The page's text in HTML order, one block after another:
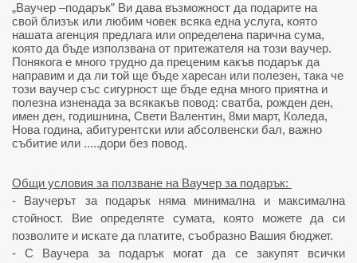
„Ваучер –подарък” Ви дава възможност да подарите на
свой близък или любим човек всяка една услуга, която
нашата агенция предлага или определена парична сума,
която да бъде използвана от притежателя на този ваучер.
Понякога е много трудно да преценим какъв подарък да
направим и да ли той ще бъде харесан или полезен, така че
този ваучер със сигурност ще бъде една много приятна и
полезна изненада за всякакъв повод: сватба, рожден ден,
имен ден, годишнина, Свети Валентин, 8ми март, Коледа,
Нова година, абитурентски или абсолвенски бал, важно
събитие или .....дори без повод.
Общи условия за ползване на Ваучер за подарък:
- Ваучерът за подарък няма минимална и максимална
стойност. Вие определяте сумата, която можете да си
позволите и искате да платите, съобразно Вашия бюджет.
- С Ваучера за подарък могат да се закупят всички